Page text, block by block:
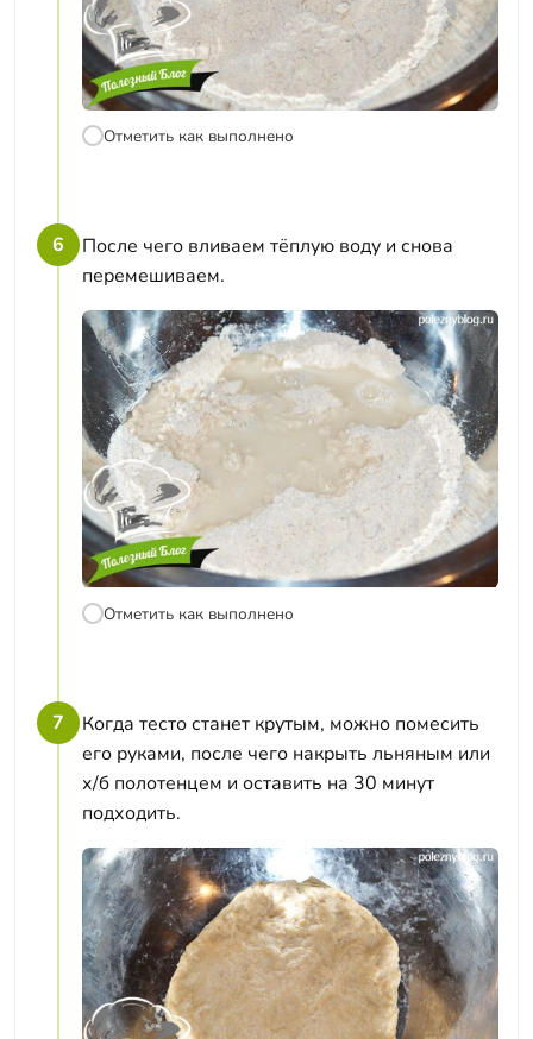
Отметить как выполнено
6
После чего вливаем тёплую воду и снова
перемешиваем.
Отметить как выполнено
7
Когда тесто станет крутым, можно помесить
его руками, после чего накрыть льняным или
х/б полотенцем и оставить на 30 минут
подходить.